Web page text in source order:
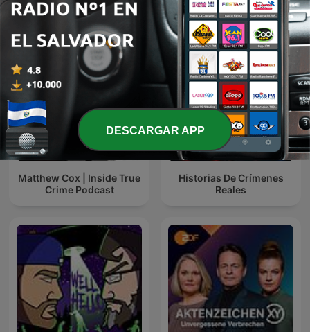
Matthew Cox | Inside True
Crime Podcast
Historias De Crímenes
Reales
DESCARGAR APP